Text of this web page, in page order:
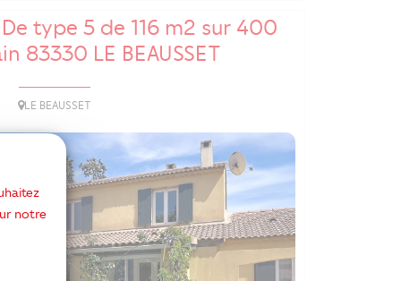
type 5 de 116 m2 sur 400
83330 LE BEAUSSET
LE BEAUSSET
notre